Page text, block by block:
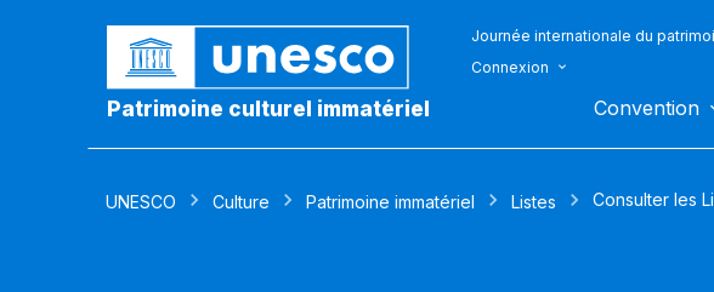
Patrimoine culturel immatériel
Journée internationale du
Connexion
Convention
UNESCO Culture Patrimoine immatériel Listes Consulter les